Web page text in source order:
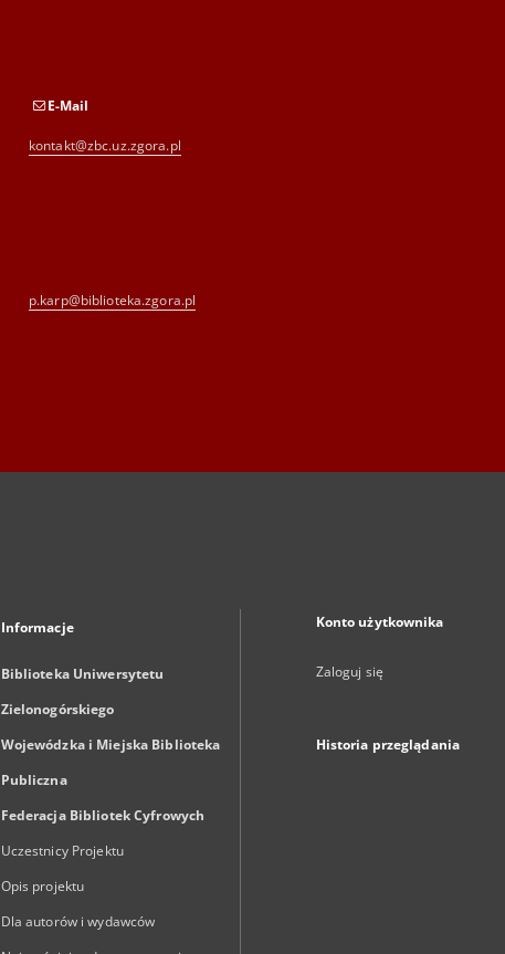
E-Mail
kontakt@zbc.uz.zgora.pl
p.karp@biblioteka.zgora.pl
Informacje
Biblioteka Uniwersytetu
Zielonogórskiego
Wojewódzka i Miejska Biblioteka
Publiczna
Federacja Bibliotek Cyfrowych
Uczestnicy Projektu
Opis projektu
Dla autorów i wydawców
Konto użytkownika
Zaloguj się
Historia przeglądania